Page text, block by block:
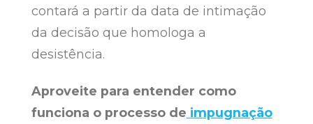
contará a partir da data de intimação
da decisão que homologa a
desistência.
Aproveite para entender como
funciona o processo de impugnação